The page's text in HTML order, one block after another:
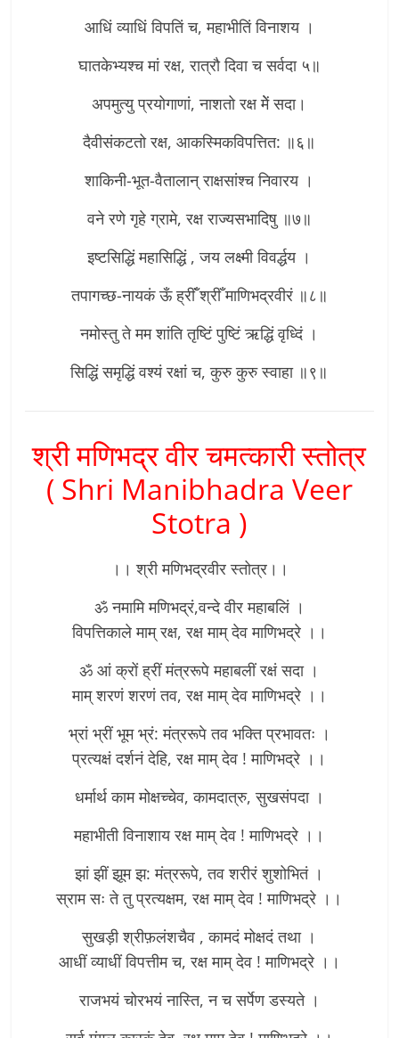
आधिं व्याधिं विपतिं च, महाभीतिं विनाशय ।
घातकेभ्यश्च मां रक्ष, रात्रौ दिवा च सर्वदा ५॥
अपमुत्यु प्रयोगाणां, नाशतो रक्ष मेें सदा।
दैवीसंकटतो रक्ष, आकस्मिकविपत्तित: ॥६॥
शाकिनी-भूत-वैतालान् राक्षसांश्च निवारय ।
वने रणे गृहे ग्रामे, रक्ष राज्यसभादिषु ॥७॥
इष्टसिद्धिं महासिद्धिं , जय लक्ष्मी विवर्द्धय ।
तपागच्छ-नायकं ऊँ ह्रींँ श्रीँ माणिभद्रवीरं ॥८॥
नमोस्तु ते मम शांति तृष्टिं पुष्टिं ऋद्धिं वृध्दिं ।
सिद्धिं समृद्धिं वश्यं रक्षां च, कुरु कुरु स्वाहा ॥९॥
श्री मणिभद्र वीर चमत्कारी स्तोत्र
( Shri Manibhadra Veer
Stotra )
।। श्री मणिभद्रवीर स्तोत्र।।
ॐ नमामि मणिभद्रं,वन्दे वीर महाबलिं ।
विपत्तिकाले माम् रक्ष, रक्ष माम् देव माणिभद्रे ।।
ॐ आं क्रों ह्रीं मंत्ररूपे महाबलीं रक्षं सदा ।
माम् शरणं शरणं तव, रक्ष माम् देव माणिभद्रे ।।
भ्रां भ्रीं भूम भ्रं: मंत्ररूपे तव भक्ति प्रभावतः ।
प्रत्यक्षं दर्शनं देहि, रक्ष माम् देव ! माणिभद्रे ।।
धर्मार्थ काम मोक्षच्चेव, कामदात्रु, सुखसंपदा ।
महाभीती विनाशाय रक्ष माम् देव ! माणिभद्रे ।।
झां झीं झूम झ: मंत्ररूपे, तव शरीरं शुशोभितं ।
स्राम सः ते तु प्रत्यक्षम, रक्ष माम् देव ! माणिभद्रे ।।
सुखड़ी श्रीफ़लंशचैव , कामदं मोक्षदं तथा ।
आधीं व्याधीं विपत्तीम च, रक्ष माम् देव ! माणिभद्रे ।।
राजभयं चोरभयं नास्ति, न च सर्पेण डस्यते ।